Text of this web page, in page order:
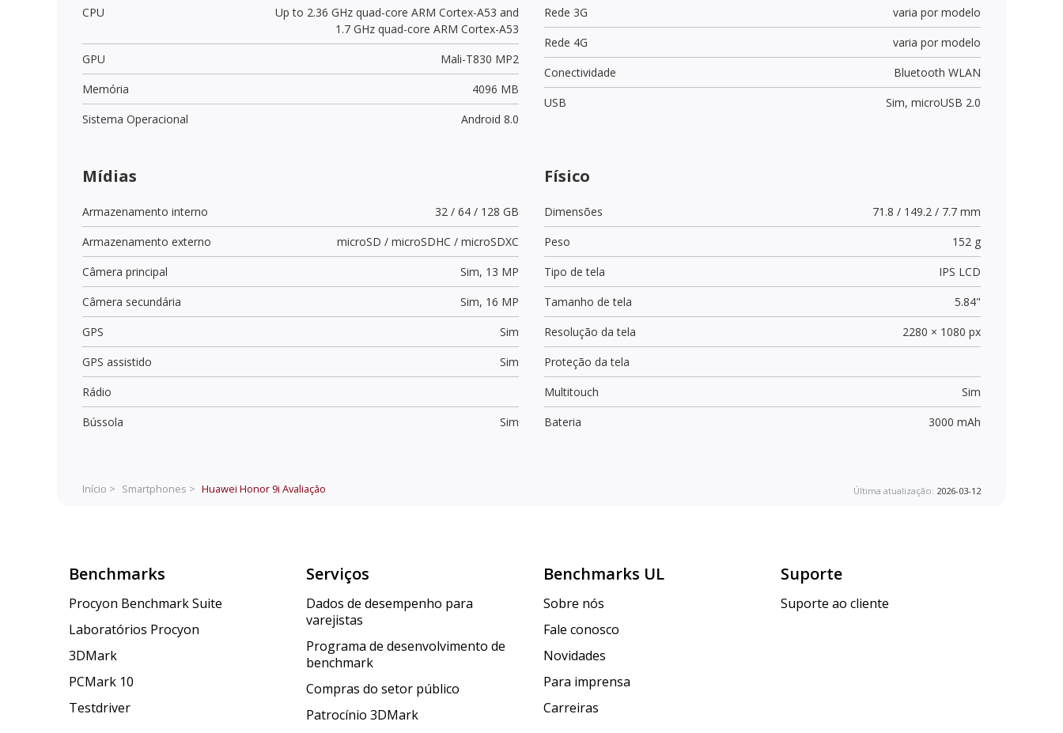
CPU
Up to 2.36 GHz quad-core ARM Cortex-A53 and
1.7 GHz quad-core ARM Cortex-A53
GPU
Mali-T830 MP2
Memória
4096 MB
Sistema Operacional
Android 8.0
Rede 3G
varia por modelo
Rede 4G
varia por modelo
Conectividade
Bluetooth WLAN
USB
Sim, microUSB 2.0
Mídias
Armazenamento interno
32 / 64 / 128 GB
Armazenamento externo
microSD / microSDHC / microSDXC
Câmera principal
Sim, 13 MP
Câmera secundária
Sim, 16 MP
GPS
Sim
GPS assistido
Sim
Rádio
Bússola
Sim
Físico
Dimensões
71.8 / 149.2 / 7.7 mm
Peso
152 g
Tipo de tela
IPS LCD
Tamanho de tela
5.84"
Resolução da tela
2280 × 1080 px
Proteção da tela
Multitouch
Sim
Bateria
3000 mAh
Início > Smartphones > Huawei Honor 9i Avaliação Última atualização: 2026-03-12
Benchmarks
Procyon Benchmark Suite
Laboratórios Procyon
3DMark
PCMark 10
Testdriver
Serviços
Dados de desempenho para
varejistas
Programa de desenvolvimento de
benchmark
Compras do setor público
Patrocínio 3DMark
Benchmarks UL
Sobre nós
Fale conosco
Novidades
Para imprensa
Carreiras
Suporte
Suporte ao cliente